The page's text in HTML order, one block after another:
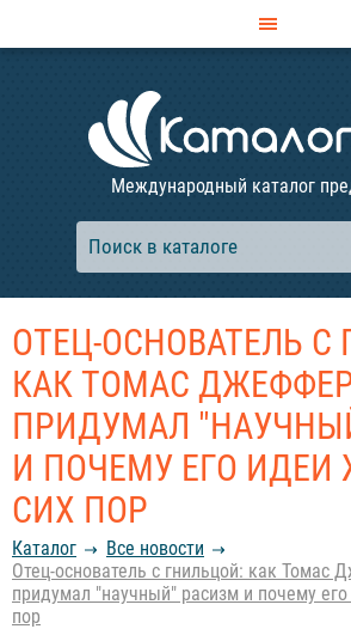
Международный каталог
ОТЕЦ-ОСНОВАТЕЛЬ С
КАК ТОМАС
ПРИДУМАЛ
И ПОЧЕМУ ЕГО
СИХ ПОР
Каталог
Все новости
Отец-основатель с гнильцой: как Томас
придумал "научный" расизм и почему
пор